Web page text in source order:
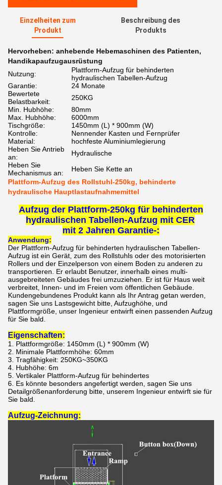
Einzelheiten zum
Produkt
Beschreibung des
Produkts
Hervorheben: anhebende Hebemaschinen des Patienten,
Handikapaufzugausrüstung
Nutzung:
Plattform-Aufzug für behinderten
hydraulischen Tabellen-Aufzug
Garantie:
24 Monate
Bewertete
Belastbarkeit:
250KG
Min. Hubhöhe:
80mm
Max. Hubhöhe:
6000mm
Tischgröße:
1450mm (L) * 900mm (W)
Kontrolle:
Nennender Kasten und Fernprüfer
Material:
hochfeste Aluminiumlegierung
Heben Sie Antrieb
an:
Hydraulische
Heben Sie
Mechanismus an:
Heben Sie Kette an
Plattform-Aufzug des Rollstuhl-250kg, behinderte
hydraulische Hauptlastaufnahmemittel
Aufzug der Plattform-250kg für behinderten
hydraulischen Tabellen-Aufzug mit CER
mit 2 Jahren Garantie-:
Anwendung:
Der Plattform-Aufzug für behinderten hydraulischen Tabellen-
Aufzug ist ein Gerät, zum des Rollstuhls oder des motorisierten
Rollers und der Einzelperson von einem Boden zu anderen zu
transportieren. Er erlaubt Benutzer, innerhalb eines multi-
ausgebreiteten Gebäudes frei umzuziehen. Er ist für Haus weit
verbreitet, Innen- und im Freien vom öffentlichen Gebäude.
Kundengebundenes Produkt kann als Ihr Antrag getan werden,
sagen Sie uns Lastsgewicht bitte, Aufzughöhe, und
Plattformgröße, unser Ingenieur entwirft einen passenden Aufzug
für Sie bald.
Eigenschaften:
1. Plattformgröße: 1450mm (L) * 900mm (W)
2. Minimale Plattformhöhe: 60mm
3. Tragfähigkeit: 250KG~350KG
4. Hubhöhe: 6m
5. Vertikaler Plattform-Aufzug für behindertes
6. Es könnte besonders angefertigt werden, sagen Sie uns
Detailgrößenanforderung bitte, unserem Ingenieur entwirft sie für
Sie bald.
Aufzug-Zeichnung: